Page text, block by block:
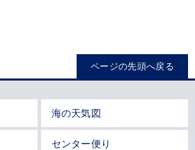
ページの先頭へ戻る
海の天気図
センター便り